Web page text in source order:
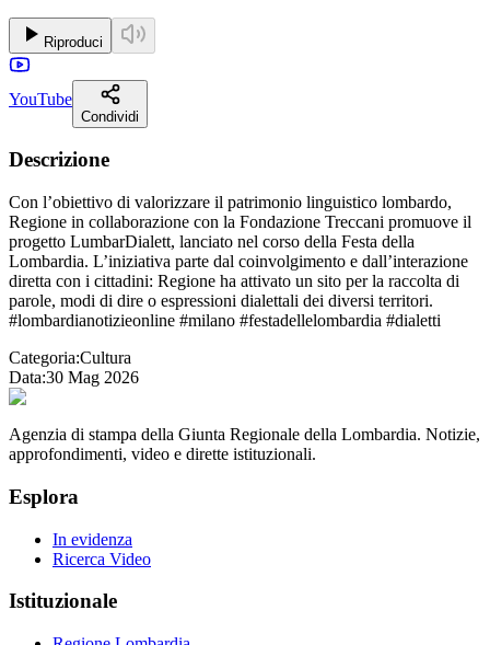
Riproduci
YouTube
Condividi
Descrizione
Con l’obiettivo di valorizzare il patrimonio linguistico lombardo,
Regione in collaborazione con la Fondazione Treccani promuove il
progetto LumbarDialett, lanciato nel corso della Festa della
Lombardia. L’iniziativa parte dal coinvolgimento e dall’interazione
diretta con i cittadini: Regione ha attivato un sito per la raccolta di
parole, modi di dire o espressioni dialettali dei diversi territori.
#lombardianotizieonline #milano #festadellelombardia #dialetti
Categoria:Cultura
Data:30 Mag 2026
Agenzia di stampa della Giunta Regionale della Lombardia. Notizie,
approfondimenti, video e dirette istituzionali.
Esplora
In evidenza
Ricerca Video
Istituzionale